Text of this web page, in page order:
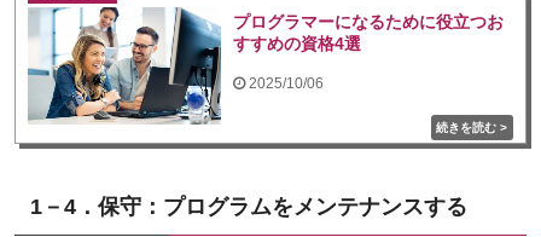
プログラマーになるために役立つお
すすめの資格4選
2025/10/06
1－4．保守：プログラムをメンテナンスする